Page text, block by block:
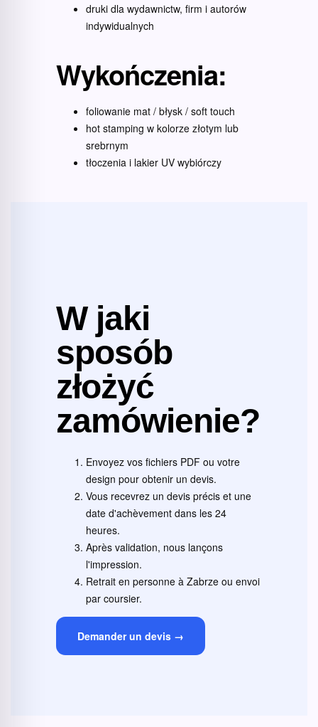
druki dla wydawnictw, firm i autorów
indywidualnych
Wykończenia:
foliowanie mat / błysk / soft touch
hot stamping w kolorze złotym lub
srebrnym
tłoczenia i lakier UV wybiórczy
W jaki
sposób
złożyć
zamówienie?
Envoyez vos fichiers PDF ou votre
design pour obtenir un devis.
Vous recevrez un devis précis et une
date d'achèvement dans les 24
heures.
Après validation, nous lançons
l'impression.
Retrait en personne à Zabrze ou envoi
par coursier.
Demander un devis →